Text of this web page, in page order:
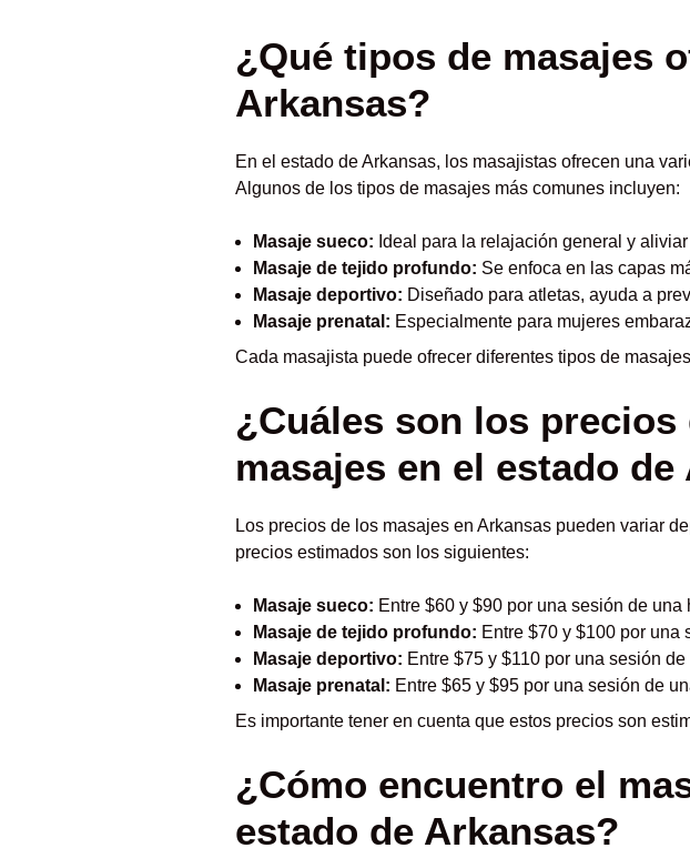
¿Qué tipos de masajes
Arkansas?
En el estado de Arkansas, los masajistas ofrecen una
Algunos de los tipos de masajes más comunes incluyen:
Masaje sueco: Ideal para la relajación general y
Masaje de tejido profundo: Se enfoca en las capas
Masaje deportivo: Diseñado para atletas, ayuda a
Masaje prenatal: Especialmente para mujeres
Cada masajista puede ofrecer diferentes tipos de
¿Cuáles son los
masajes en el estado de
Los precios de los masajes en Arkansas pueden variar
precios estimados son los siguientes:
Masaje sueco: Entre $60 y $90 por una sesión de una
Masaje de tejido profundo: Entre $70 y $100 por una
Masaje deportivo: Entre $75 y $110 por una sesión de
Masaje prenatal: Entre $65 y $95 por una sesión de
Es importante tener en cuenta que estos precios son
¿Cómo encuentro el
estado de Arkansas?